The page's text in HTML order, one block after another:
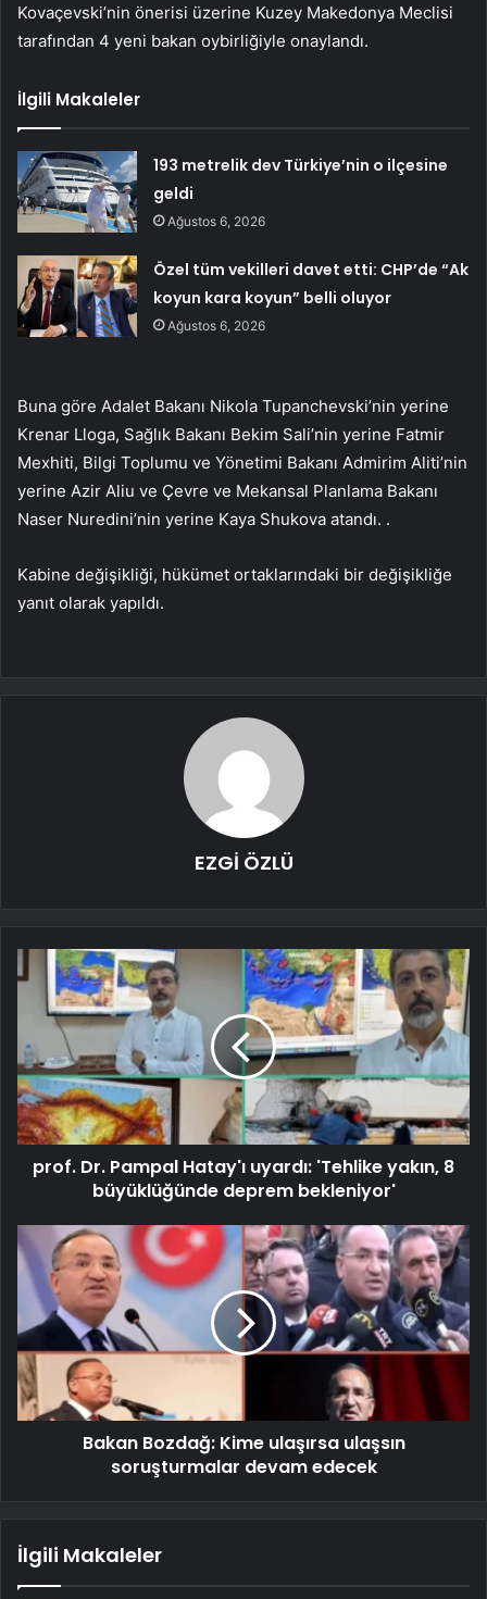
Kovaçevski’nin önerisi üzerine Kuzey Makedonya Meclisi
tarafından 4 yeni bakan oybirliğiyle onaylandı.
İlgili Makaleler
193 metrelik dev Türkiye’nin o ilçesine
geldi
Ağustos 6, 2026
Özel tüm vekilleri davet etti: CHP’de “Ak
koyun kara koyun” belli oluyor
Ağustos 6, 2026
Buna göre Adalet Bakanı Nikola Tupanchevski’nin yerine
Krenar Lloga, Sağlık Bakanı Bekim Sali’nin yerine Fatmir
Mexhiti, Bilgi Toplumu ve Yönetimi Bakanı Admirim Aliti’nin
yerine Azir Aliu ve Çevre ve Mekansal Planlama Bakanı
Naser Nuredini’nin yerine Kaya Shukova atandı. .
Kabine değişikliği, hükümet ortaklarındaki bir değişikliğe
yanıt olarak yapıldı.
EZGİ ÖZLÜ
prof. Dr. Pampal Hatay'ı uyardı: 'Tehlike yakın, 8
büyüklüğünde deprem bekleniyor'
Bakan Bozdağ: Kime ulaşırsa ulaşsın
soruşturmalar devam edecek
İlgili Makaleler